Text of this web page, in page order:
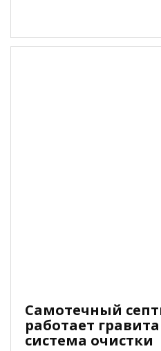
поднять настроение.
самое время: мир
Самотечный
работает
система очистки